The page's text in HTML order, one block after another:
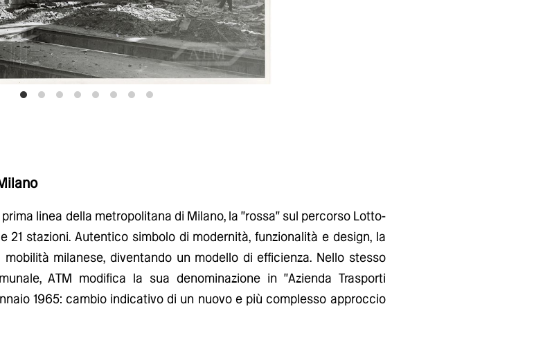
prima linea della metropolitana di Milano, la "rossa" sul percorso Lotto-
21 stazioni. Autentico simbolo di modernità, funzionalità e design, la
milanese, diventando un modello di efficienza. Nello stesso
ATM modifica la sua denominazione in "Azienda Trasporti
1965: cambio indicativo di un nuovo e più complesso approccio